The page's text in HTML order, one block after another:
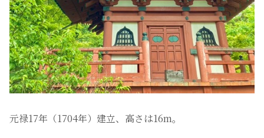
元禄17年（1704年）建立、高さは16m。